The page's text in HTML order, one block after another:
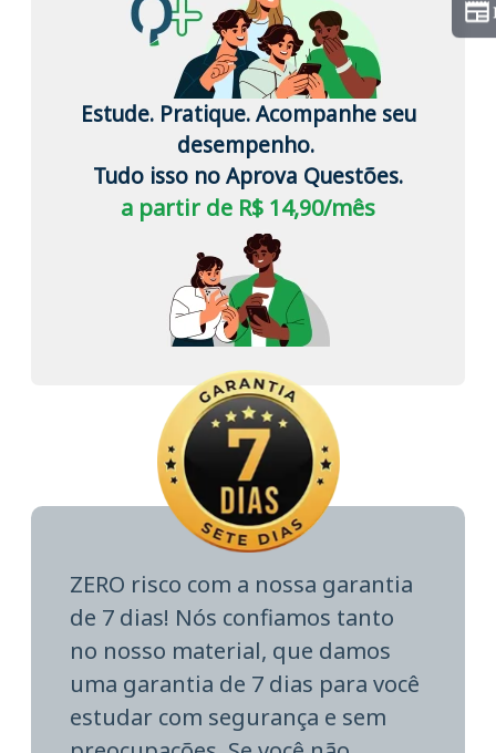
Estude. Pratique. Acompanhe seu
desempenho.
Tudo isso no Aprova Questões.
a partir de R$ 14,90/mês
ZERO risco com a nossa garantia
de 7 dias! Nós confiamos tanto
no nosso material, que damos
uma garantia de 7 dias para você
estudar com segurança e sem